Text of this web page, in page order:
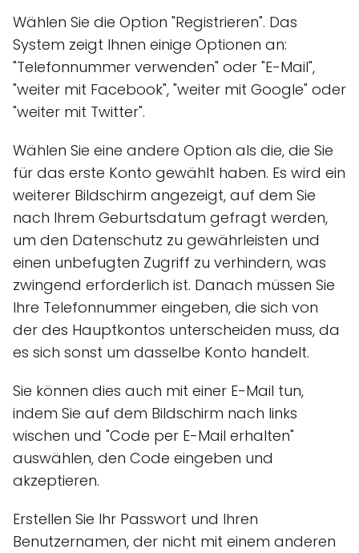
Wählen Sie die Option "Registrieren". Das
System zeigt Ihnen einige Optionen an:
"Telefonnummer verwenden" oder "E-Mail",
"weiter mit Facebook", "weiter mit Google" oder
"weiter mit Twitter".
Wählen Sie eine andere Option als die, die Sie
für das erste Konto gewählt haben. Es wird ein
weiterer Bildschirm angezeigt, auf dem Sie
nach Ihrem Geburtsdatum gefragt werden,
um den Datenschutz zu gewährleisten und
einen unbefugten Zugriff zu verhindern, was
zwingend erforderlich ist. Danach müssen Sie
Ihre Telefonnummer eingeben, die sich von
der des Hauptkontos unterscheiden muss, da
es sich sonst um dasselbe Konto handelt.
Sie können dies auch mit einer E-Mail tun,
indem Sie auf dem Bildschirm nach links
wischen und "Code per E-Mail erhalten"
auswählen, den Code eingeben und
akzeptieren.
Erstellen Sie Ihr Passwort und Ihren
Benutzernamen, der nicht mit einem anderen